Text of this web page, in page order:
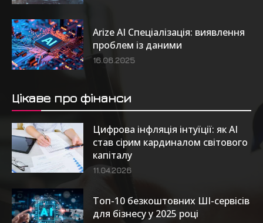
Arize AI Спеціалізація: виявлення
проблем із даними
16.06.2025
Цікаве про фінанси
Цифрова інфляція інтуїції: як AI
став сірим кардиналом світового
капіталу
11.04.2026
Топ-10 безкоштовних ШІ-сервісів
для бізнесу у 2025 році